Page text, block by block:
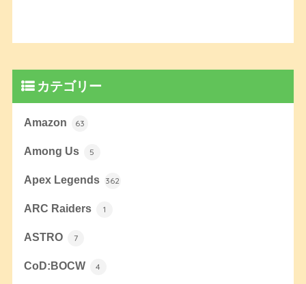
カテゴリー
Amazon 63
Among Us 5
Apex Legends 362
ARC Raiders 1
ASTRO 7
CoD:BOCW 4